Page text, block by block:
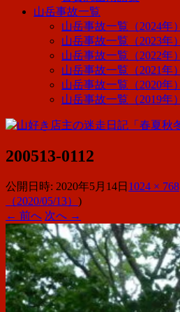
山岳事故一覧
山岳事故一覧（2024年）
山岳事故一覧（2023年）
山岳事故一覧（2022年）
山岳事故一覧（2021年）
山岳事故一覧（2020年）
山岳事故一覧（2019年）
200513-0112
公開日時: 2020年5月14日 1024 × 768
（2020/05/13） )
← 前へ 次へ →